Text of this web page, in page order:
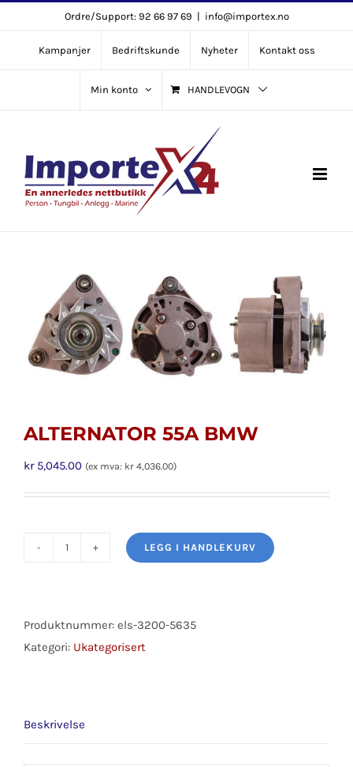
content
Ordre/Support: 92 66 97 69 | info@importex.no
Kampanjer Bedriftskunde Nyheter Kontakt oss
Min konto HANDLEVOGN
ALTERNATOR 55A BMW
kr5,045.00 (ex mva: kr 4,036.00)
ALTERNATOR
antall
LEGG I HANDLEKURV
Produktnummer: els-3200-5635
Kategori: Ukategorisert
Beskrivelse